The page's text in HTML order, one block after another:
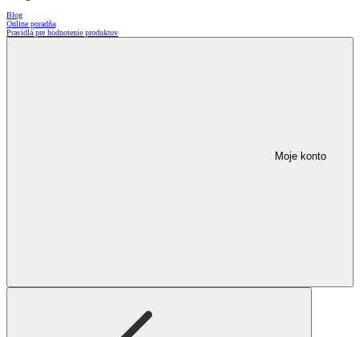
Blog
Online poradňa
Pravidlá pre hodnotenie produktov
Moje konto